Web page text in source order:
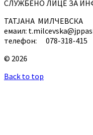
СЛУЖБЕНО ЛИЦЕ ЗА
ТАТЈАНА МИЛЧЕВСКА
емаил:
телефон: 078-318-415
© 2026
Back to top